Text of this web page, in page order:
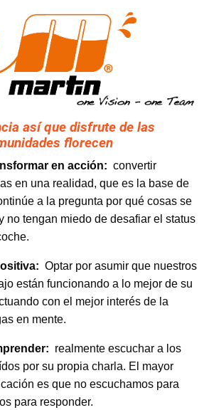
así que disfrute de las
florecen
en acción: convertir
en una realidad, que es la base de
a la pregunta por qué cosas se
no tengan miedo de desafiar el status
Optar por asumir que nuestros
están funcionando a lo mejor de su
con el mejor interés de la
en mente.
realmente escuchar a los
por su propia charla. El mayor
es que no escuchamos para
para responder.